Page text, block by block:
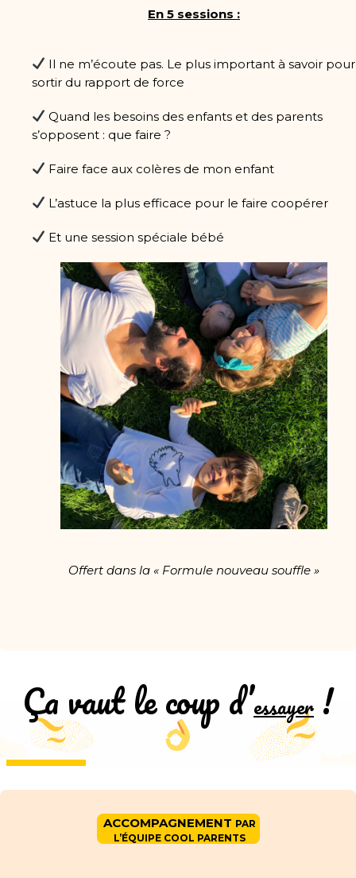
En 5 sessions :
Il ne m’écoute pas. Le plus important à savoir pour
sortir du rapport de force
Quand les besoins des enfants et des parents
s’opposent : que faire ?
Faire face aux colères de mon enfant
L’astuce la plus efficace pour le faire coopérer
Et une session spéciale bébé
Offert dans la « Formule nouveau souffle »
Ça vaut le coup d’essayer !
ACCOMPAGNEMENT PAR
L’ÉQUIPE COOL PARENTS•